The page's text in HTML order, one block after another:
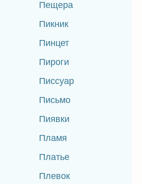
Пещера
Пикник
Пинцет
Пироги
Писсуар
Письмо
Пиявки
Пламя
Платье
Плевок